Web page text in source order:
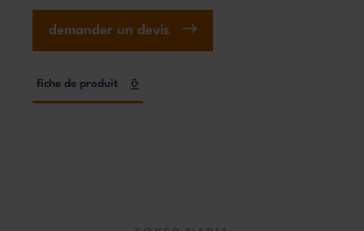
demander un devis
fiche de produit